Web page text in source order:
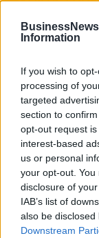
Information
If you wish to
processing of
targeted
section to
opt-out request
interest-based
us or personal
your opt-out.
disclosure of
IAB’s list of
also be
Downstream
05/08/2026 - 18:27
διασύνδεση
05/08/2026 - 18:06
ΔΕΗ: Ισχυρή
05/08/2026 - 17:51
Όμιλος
και THALIS –
Oil
05/08/2026 - 17:39